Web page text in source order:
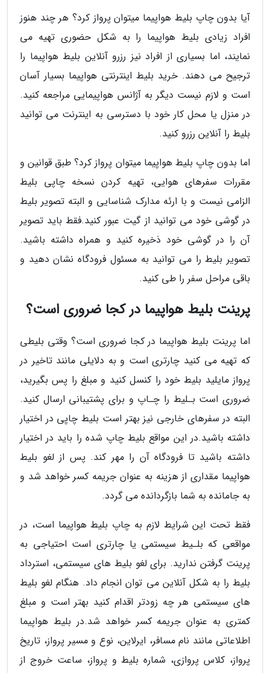
آیا بدون چاپ بلیط هواپیما میتوان پرواز کرد؟ هر چند هنوز
افراد زیادی بلیط هواپیما را به شکل حضوری تهیه می
نمایند، اما بسیاری از افراد نیز رزرو آنلاین بلیط هواپیما را
ترجیح می دهند. خرید بلیط اینترنتی هواپیما بسیار آسان
است و لازم نیست دیگر به آژانس هواپیمایی مراجعه کنید.
در منزل یا محل کار خود با دسترسی به اینترنت می توانید
بلیط را آنلاین رزرو کنید.
اما بدون چاپ بلیط هواپیما میتوان پرواز کرد؟ طبق قوانین و
مقررات سفرهای هوایی، تهیه کردن نسخه چاپی بلیط
الزامی نیست و با ارئه مدارک شناسایی و البته تصویر بلیط
در گوشی خود می توانید از گیت عبور کنید.فقط باید تصویر
آن را در گوشی خود ذخیره کنید و همراه داشته باشید.
تصویر بلیط را می توانید به مسئول فرودگاه نشان دهید و
باقی مراحل سفر را طی کنید.
پرینت بلیط هواپیما در کجا ضروری است؟
اما پرینت بلیط هواپیما در کجا ضروری است؟ وقتی بلیطی
که تهیه می کنید چارتری است و به دلایلی مانند تاخیر در
پرواز مایلید بلیط خود را کنسل کنید و مبلغ را پس بگیرید،
ضروری است بـلیط را چـاپ و برای پشتیبانی ارسال کنید.
البته در سفرهای خارجی نیز بهتر است بلیط چاپی در اختیار
داشته باشید.در این مواقع بلیط چاپ شده را باید در اختیار
داشته باشید تا فرودگاه آن را مهر کند. پس از لغو بلیط
هواپیما مقداری از هزینه به عنوان جریمه کسر خواهد شد و
به جامانده به شما بازگردانده می گردد.
فقط تحت این شرایط لازم به چاپ بلیط هواپیما است، در
مواقعی که بلـیط سیستمی یا چارتری است احتیاجی به
پرینت گرفتن ندارید. برای لغو بلیط های سیستمی، استرداد
بلیط را به شکل آنلاین می توان انجام داد. هنگام لغو بلیط
های سیستمی هر چه زودتر اقدام کنید بهتر است و مبلغ
کمتری به عنوان جریمه کسر خواهد شد.در بلیط هواپیما
اطلاعاتی مانند نام مسافر، ایرلاین، نوع و مسیر پرواز، تاریخ
پرواز، کلاس پروازی، شماره بلیط و پرواز، ساعت خروج از